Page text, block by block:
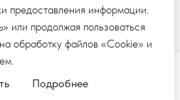
в корзину
предоставления информации.
или продолжая пользоваться
обработку файлов «Cookie» и
Подробнее